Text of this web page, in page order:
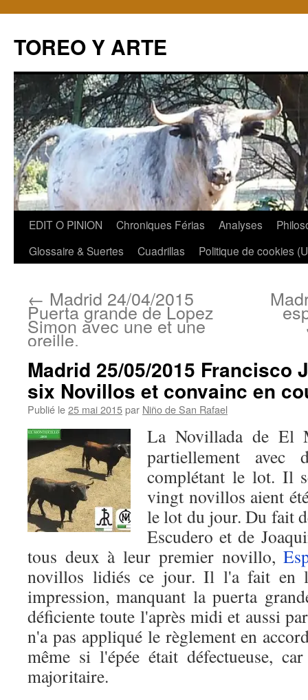
TOREO Y ARTE
Aller
EDIT O PINION Chroniques Férias Analyses
Glossaire & Suertes
Cuadrillas Politique de cookies
← Madrid 24/04/2015
Puerta grande de Lopez
Simon avec une et une
oreille.
Madrid 25/05/2015 Francisco
six Novillos et convainc en
Publié le25 mai 2015par Niño de San Rafael
La Novillada de El
partiellement avec
complétant le lot. Il
vingt novillos aient
le lot du jour. Du fait
Escudero et de
tous deux à leur premier novillo,
novillos lidiés ce jour. Il l'a fait en
impression, manquant la puerta
déficiente toute l'après midi et aussi
n'a pas appliqué le règlement en
même si l'épée était défectueuse,
majoritaire.